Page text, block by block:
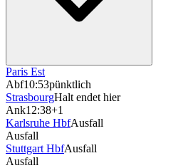
Paris Est
Abf10:53pünktlich
StrasbourgHalt endet hier
Ank12:38+1
Karlsruhe HbfAusfall
Ausfall
Stuttgart HbfAusfall
Ausfall